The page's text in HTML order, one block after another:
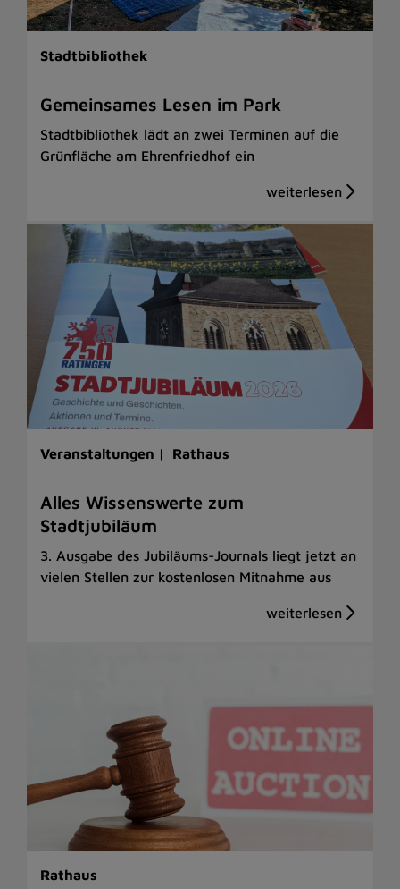
Stadtbibliothek
Gemeinsames Lesen im Park
Stadtbibliothek lädt an zwei Terminen auf die
Grünfläche am Ehrenfriedhof ein
Veranstaltungen | Rathaus
Alles Wissenswerte zum
Stadtjubiläum
3. Ausgabe des Jubiläums-Journals liegt jetzt an
vielen Stellen zur kostenlosen Mitnahme aus
Rathaus